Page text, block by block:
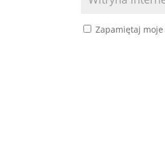
Zapamiętaj